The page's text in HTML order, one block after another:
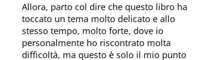
Allora, parto col dire che questo libro ha
toccato un tema molto delicato e allo
stesso tempo, molto forte, dove io
personalmente ho riscontrato molta
difficoltà, ma questo è solo il mio punto